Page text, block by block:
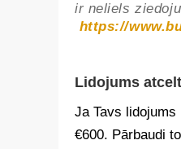
ir neliels
https://
Lidojums
Ja Tavs
€600. Pārbaudi